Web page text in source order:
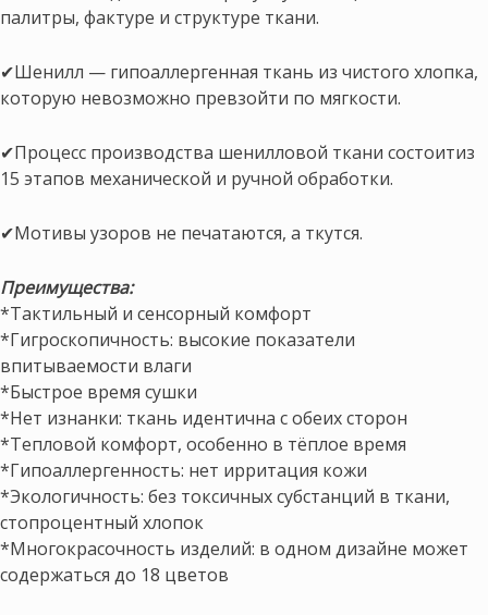
палитры, фактуре и структуре ткани.
✔Шенилл — гипоаллергенная ткань из чистого хлопка,
которую невозможно превзойти по мягкости.
✔Процесс производства шенилловой ткани состоитиз
15 этапов механической и ручной обработки.
✔Мотивы узоров не печатаются, а ткутся.
Преимущества:
*Тактильный и сенсорный комфорт
*Гигроскопичность: высокие показатели
впитываемости влаги
*Быстрое время сушки
*Нет изнанки: ткань идентична с обеих сторон
*Тепловой комфорт, особенно в тёплое время
*Гипоаллергенность: нет ирритация кожи
*Экологичность: без токсичных субстанций в ткани,
стопроцентный хлопок
*Многокрасочность изделий: в одном дизайне может
содержаться до 18 цветов